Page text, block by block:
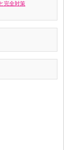
完全対策